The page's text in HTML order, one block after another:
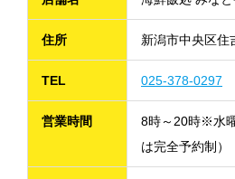
住所 新潟市中央区住
TEL 025-378-0297
営業時間
8時～20時※水
は完全予約制）